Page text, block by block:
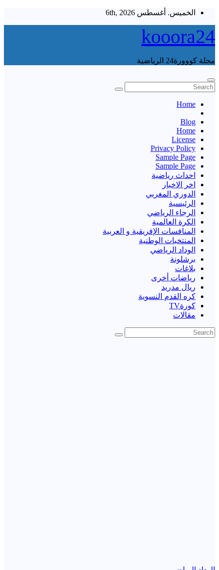
Skip
content
الخميس. أغسطس 6th, 2026
kooora24
مجلة كووورة24 الرياضية
Home
Blog
Home
License
Privacy Policy
Sample Page
Sample Page
احداث رياضية
اخر الاخبار
الدوري المغربي
الرئيسية
الرجاء الرياضي
الكرة العالمية
المنافسات الإفريقية و العربية
المنتخبات الوطنية
الوداد الرياضي
برشلونة
بلاغات
رياضات أخرى
ريال مدريد
كره القدم النسوية
كورةTV
مقالات